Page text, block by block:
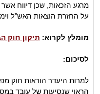
מרגע הזכאות, שכן דיווח
על החזרת הוצאות האש"ל
מומלץ לקרוא: תיקון חוק
לסיכום:
למרות היעדר הוראות חוק
הראוי שנסיעות של עובד